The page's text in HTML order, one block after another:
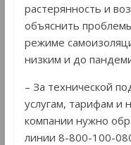
растерянность и
объяснить
режиме
низким и до
– За технической
услугам, тарифам и
компании нужно
линии 8-800-100-